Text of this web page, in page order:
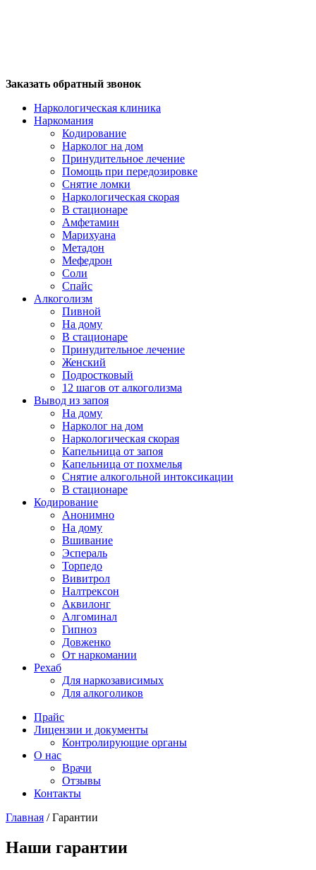
Заказать обратный звонок
Наркологическая клиника
Наркомания
Кодирование
Нарколог на дом
Принудительное лечение
Помощь при передозировке
Снятие ломки
Наркологическая скорая
В стационаре
Амфетамин
Марихуана
Метадон
Мефедрон
Соли
Спайс
Алкоголизм
Пивной
На дому
В стационаре
Принудительное лечение
Женский
Подростковый
12 шагов от алкоголизма
Вывод из запоя
На дому
Нарколог на дом
Наркологическая скорая
Капельница от запоя
Капельница от похмелья
Снятие алкогольной интоксикации
В стационаре
Кодирование
Анонимно
На дому
Вшивание
Эспераль
Торпедо
Вивитрол
Налтрексон
Аквилонг
Алгоминал
Гипноз
Довженко
От наркомании
Рехаб
Для наркозависимых
Для алкоголиков
Прайс
Лицензии и документы
Контролирующие органы
О нас
Врачи
Отзывы
Контакты
Главная /Гарантии
Наши гарантии